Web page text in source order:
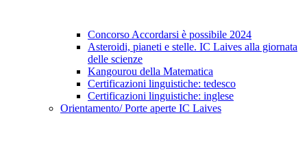
Concorso Accordarsi è possibile 2024
Asteroidi, pianeti e stelle. IC Laives alla giornata
delle scienze
Kangourou della Matematica
Certificazioni linguistiche: tedesco
Certificazioni linguistiche: inglese
Orientamento/ Porte aperte IC Laives